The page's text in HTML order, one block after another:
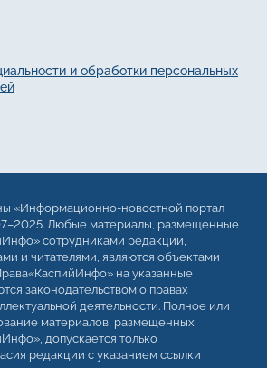
и обработки персональных
«Информационно-новостной портал
Любые материалы, размещенные
сотрудниками редакции,
и читателями, являются объектами
на указанные
законодательством о правах
деятельности. Полное или
материалов, размещенных
допускается только
редакции с указанием ссылки